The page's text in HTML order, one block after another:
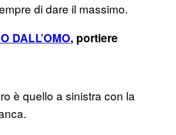
di dare il massimo.
DALL’OMO, portiere
è quello a sinistra con la